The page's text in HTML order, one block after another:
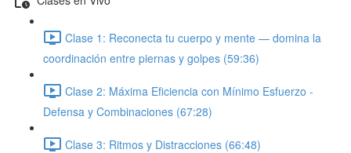
Clase 1: Reconecta tu cuerpo y mente — domina la
coordinación entre piernas y golpes (59:36)
Clase 2: Máxima Eficiencia con Mínimo Esfuerzo -
Defensa y Combinaciones (67:28)
Clase 3: Ritmos y Distracciones (66:48)